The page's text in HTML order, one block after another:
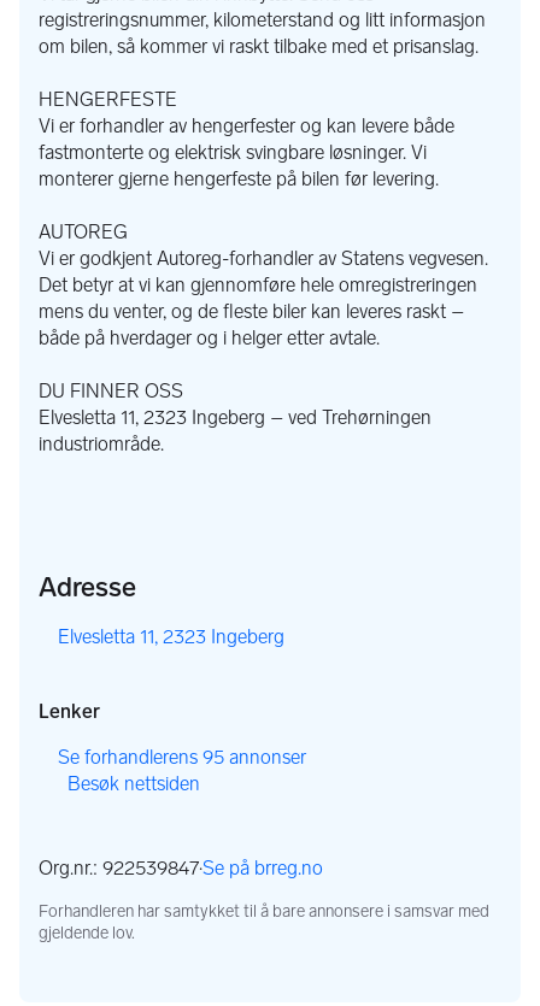
registreringsnummer, kilometerstand og litt informasjon
om bilen, så kommer vi raskt tilbake med et prisanslag.
HENGERFESTE
Vi er forhandler av hengerfester og kan levere både
fastmonterte og elektrisk svingbare løsninger. Vi
monterer gjerne hengerfeste på bilen før levering.
AUTOREG
Vi er godkjent Autoreg-forhandler av Statens vegvesen.
Det betyr at vi kan gjennomføre hele omregistreringen
mens du venter, og de fleste biler kan leveres raskt –
både på hverdager og i helger etter avtale.
DU FINNER OSS
Elvesletta 11, 2323 Ingeberg – ved Trehørningen
industriområde.
Adresse
Elvesletta 11, 2323 Ingeberg
Lenker
Se forhandlerens 95 annonser
Besøk nettsiden
Org.nr.: 922539847·Se på brreg.no
,
Forhandleren har samtykket til å bare annonsere i samsvar med
gjeldende lov.